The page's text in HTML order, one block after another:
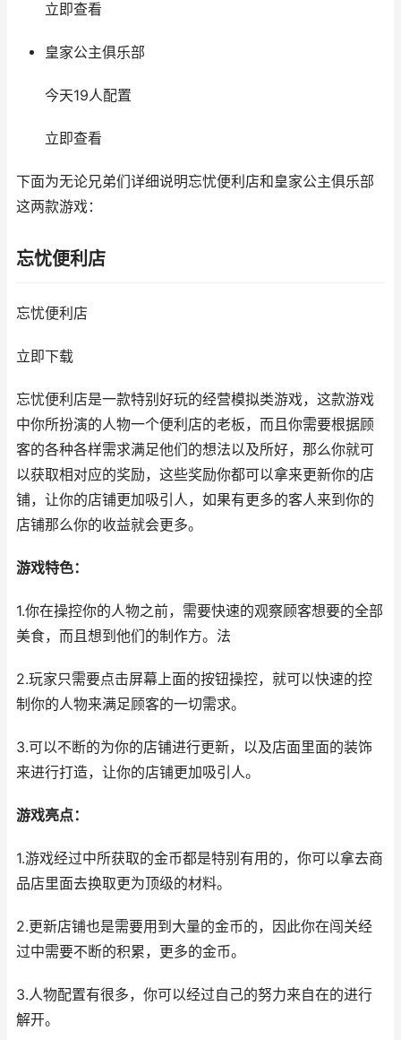
立即查看
皇家公主俱乐部
今天19人配置
立即查看
下面为无论兄弟们详细说明忘忧便利店和皇家公主俱乐部
这两款游戏：
忘忧便利店
忘忧便利店
立即下载
忘忧便利店是一款特别好玩的经营模拟类游戏，这款游戏
中你所扮演的人物一个便利店的老板，而且你需要根据顾
客的各种各样需求满足他们的想法以及所好，那么你就可
以获取相对应的奖励，这些奖励你都可以拿来更新你的店
铺，让你的店铺更加吸引人，如果有更多的客人来到你的
店铺那么你的收益就会更多。
游戏特色：
1.你在操控你的人物之前，需要快速的观察顾客想要的全部
美食，而且想到他们的制作方。法
2.玩家只需要点击屏幕上面的按钮操控，就可以快速的控
制你的人物来满足顾客的一切需求。
3.可以不断的为你的店铺进行更新，以及店面里面的装饰
来进行打造，让你的店铺更加吸引人。
游戏亮点：
1.游戏经过中所获取的金币都是特别有用的，你可以拿去商
品店里面去换取更为顶级的材料。
2.更新店铺也是需要用到大量的金币的，因此你在闯关经
过中需要不断的积累，更多的金币。
3.人物配置有很多，你可以经过自己的努力来自在的进行
解开。